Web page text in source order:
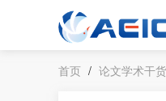
首页 / 论文学术干货